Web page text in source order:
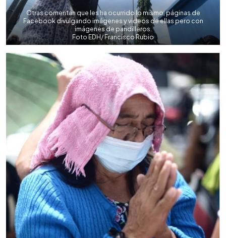
Otras comentan que les ha ocurrido lo mismo; páginas de
Facebook divulgando imágenes y videos de ellas pero con
imágenes de pandilleros.
Foto EDH/ Francisco Rubio